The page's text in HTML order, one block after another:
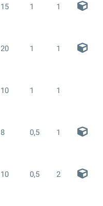
15 1 1
20 1 1
10 1 1
8 0,5 1
10 0,5 2